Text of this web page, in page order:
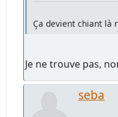
Ça devient chiant là
Je ne trouve pas,
seba